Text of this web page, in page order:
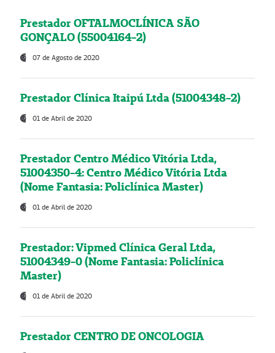
Prestador OFTALMOCLÍNICA SÃO
GONÇALO (55004164-2)
07 de Agosto de 2020
Prestador Clínica Itaipú Ltda (51004348-2)
01 de Abril de 2020
Prestador Centro Médico Vitória Ltda,
51004350-4: Centro Médico Vitória Ltda
(Nome Fantasia: Policlínica Master)
01 de Abril de 2020
Prestador: Vipmed Clínica Geral Ltda,
51004349-0 (Nome Fantasia: Policlínica
Master)
01 de Abril de 2020
Prestador CENTRO DE ONCOLOGIA